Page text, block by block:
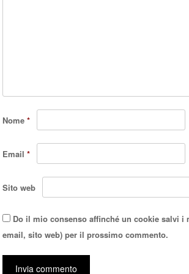
Nome*
Email*
Sito web
Do il mio consenso affinché un cookie salvi i
email, sito web) per il prossimo commento.